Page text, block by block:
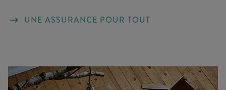
UNE ASSURANCE POUR TOUT